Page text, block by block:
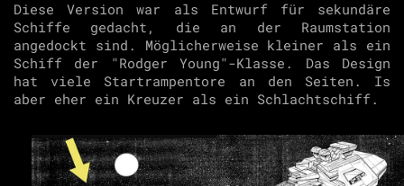
Diese Version war als Entwurf für sekundäre
Schiffe gedacht, die an der Raumstation
angedockt sind. Möglicherweise kleiner als ein
Schiff der "Rodger Young"-Klasse. Das Design
hat viele Startrampentore an den Seiten. Is
aber eher ein Kreuzer als ein Schlachtschiff.